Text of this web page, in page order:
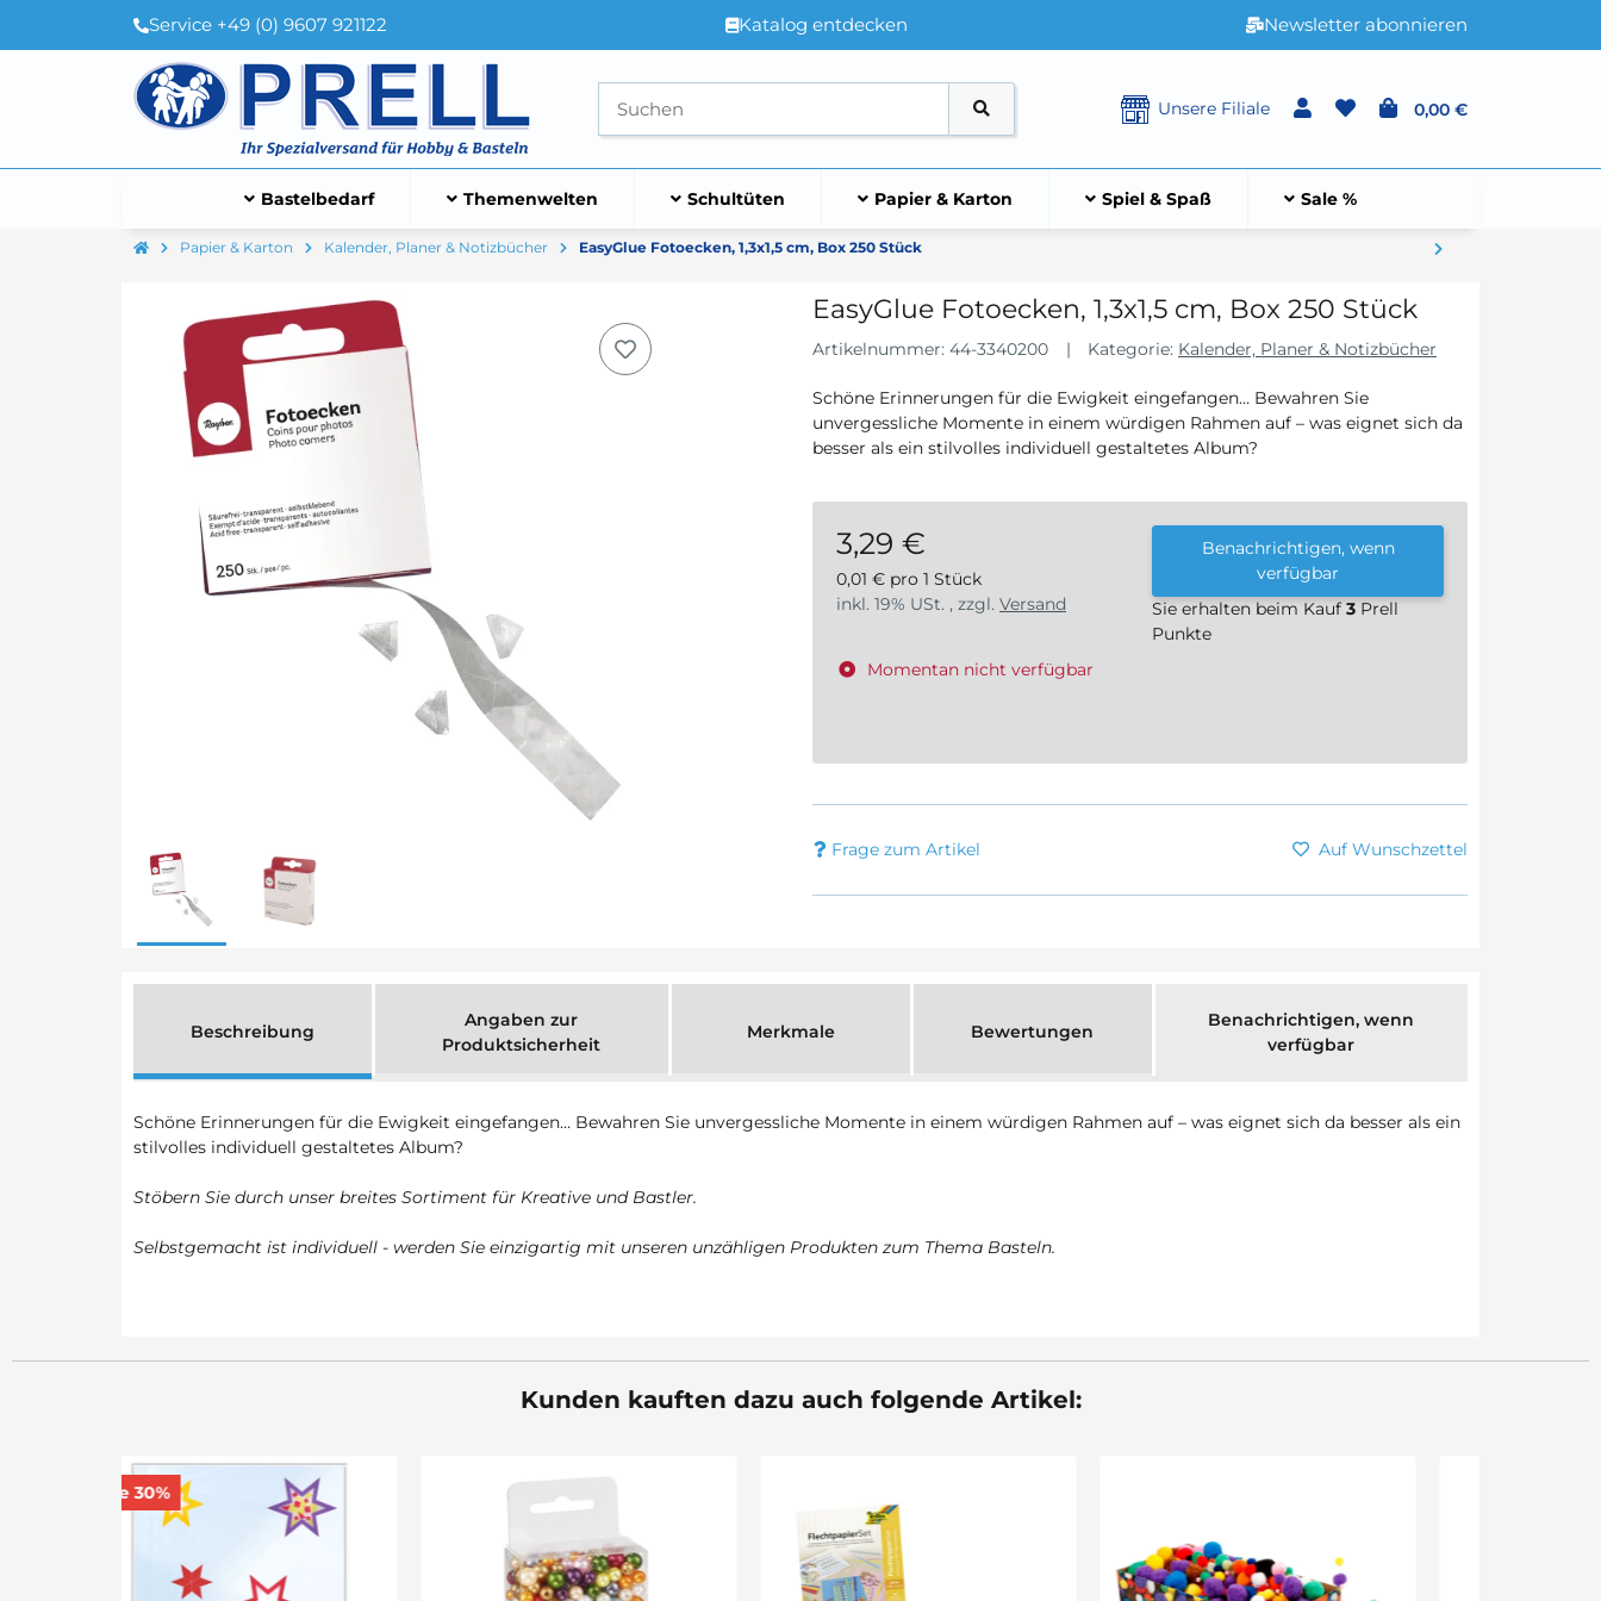
Service +49 (0) 9607 921122 Katalog entdecken Newsletter abonnieren
Unsere Filiale 0,00 €
Bastelbedarf Themenwelten Schultüten Papier & Karton Spiel & Spaß Sale %
Papier & Karton Kalender, Planer & Notizbücher EasyGlue Fotoecken, 1,3x1,5 cm, Box 250 Stück
EasyGlue Fotoecken, 1,3x1,5 cm, Box 250 Stück
Artikelnummer: 44-3340200 Kategorie: Kalender, Planer & Notizbücher
Schöne Erinnerungen für die Ewigkeit eingefangen… Bewahren Sie
unvergessliche Momente in einem würdigen Rahmen auf – was eignet sich da
besser als ein stilvolles individuell gestaltetes Album?
3,29 €
0,01 € pro 1 Stück
inkl. 19% USt. , zzgl. Versand
Momentan nicht verfügbar
Benachrichtigen, wenn
verfügbar
Sie erhalten beim Kauf 3 Prell
Punkte
Frage zum Artikel Auf Wunschzettel
Beschreibung
Angaben zur
Produktsicherheit
Merkmale Bewertungen
Benachrichtigen, wenn
verfügbar
Schöne Erinnerungen für die Ewigkeit eingefangen… Bewahren Sie unvergessliche Momente in einem würdigen Rahmen auf – was eignet sich da besser als ein
stilvolles individuell gestaltetes Album?
Stöbern Sie durch unser breites Sortiment für Kreative und Bastler.
Selbstgemacht ist individuell - werden Sie einzigartig mit unseren unzähligen Produkten zum Thema Basteln.
Kunden kauften dazu auch folgende Artikel: